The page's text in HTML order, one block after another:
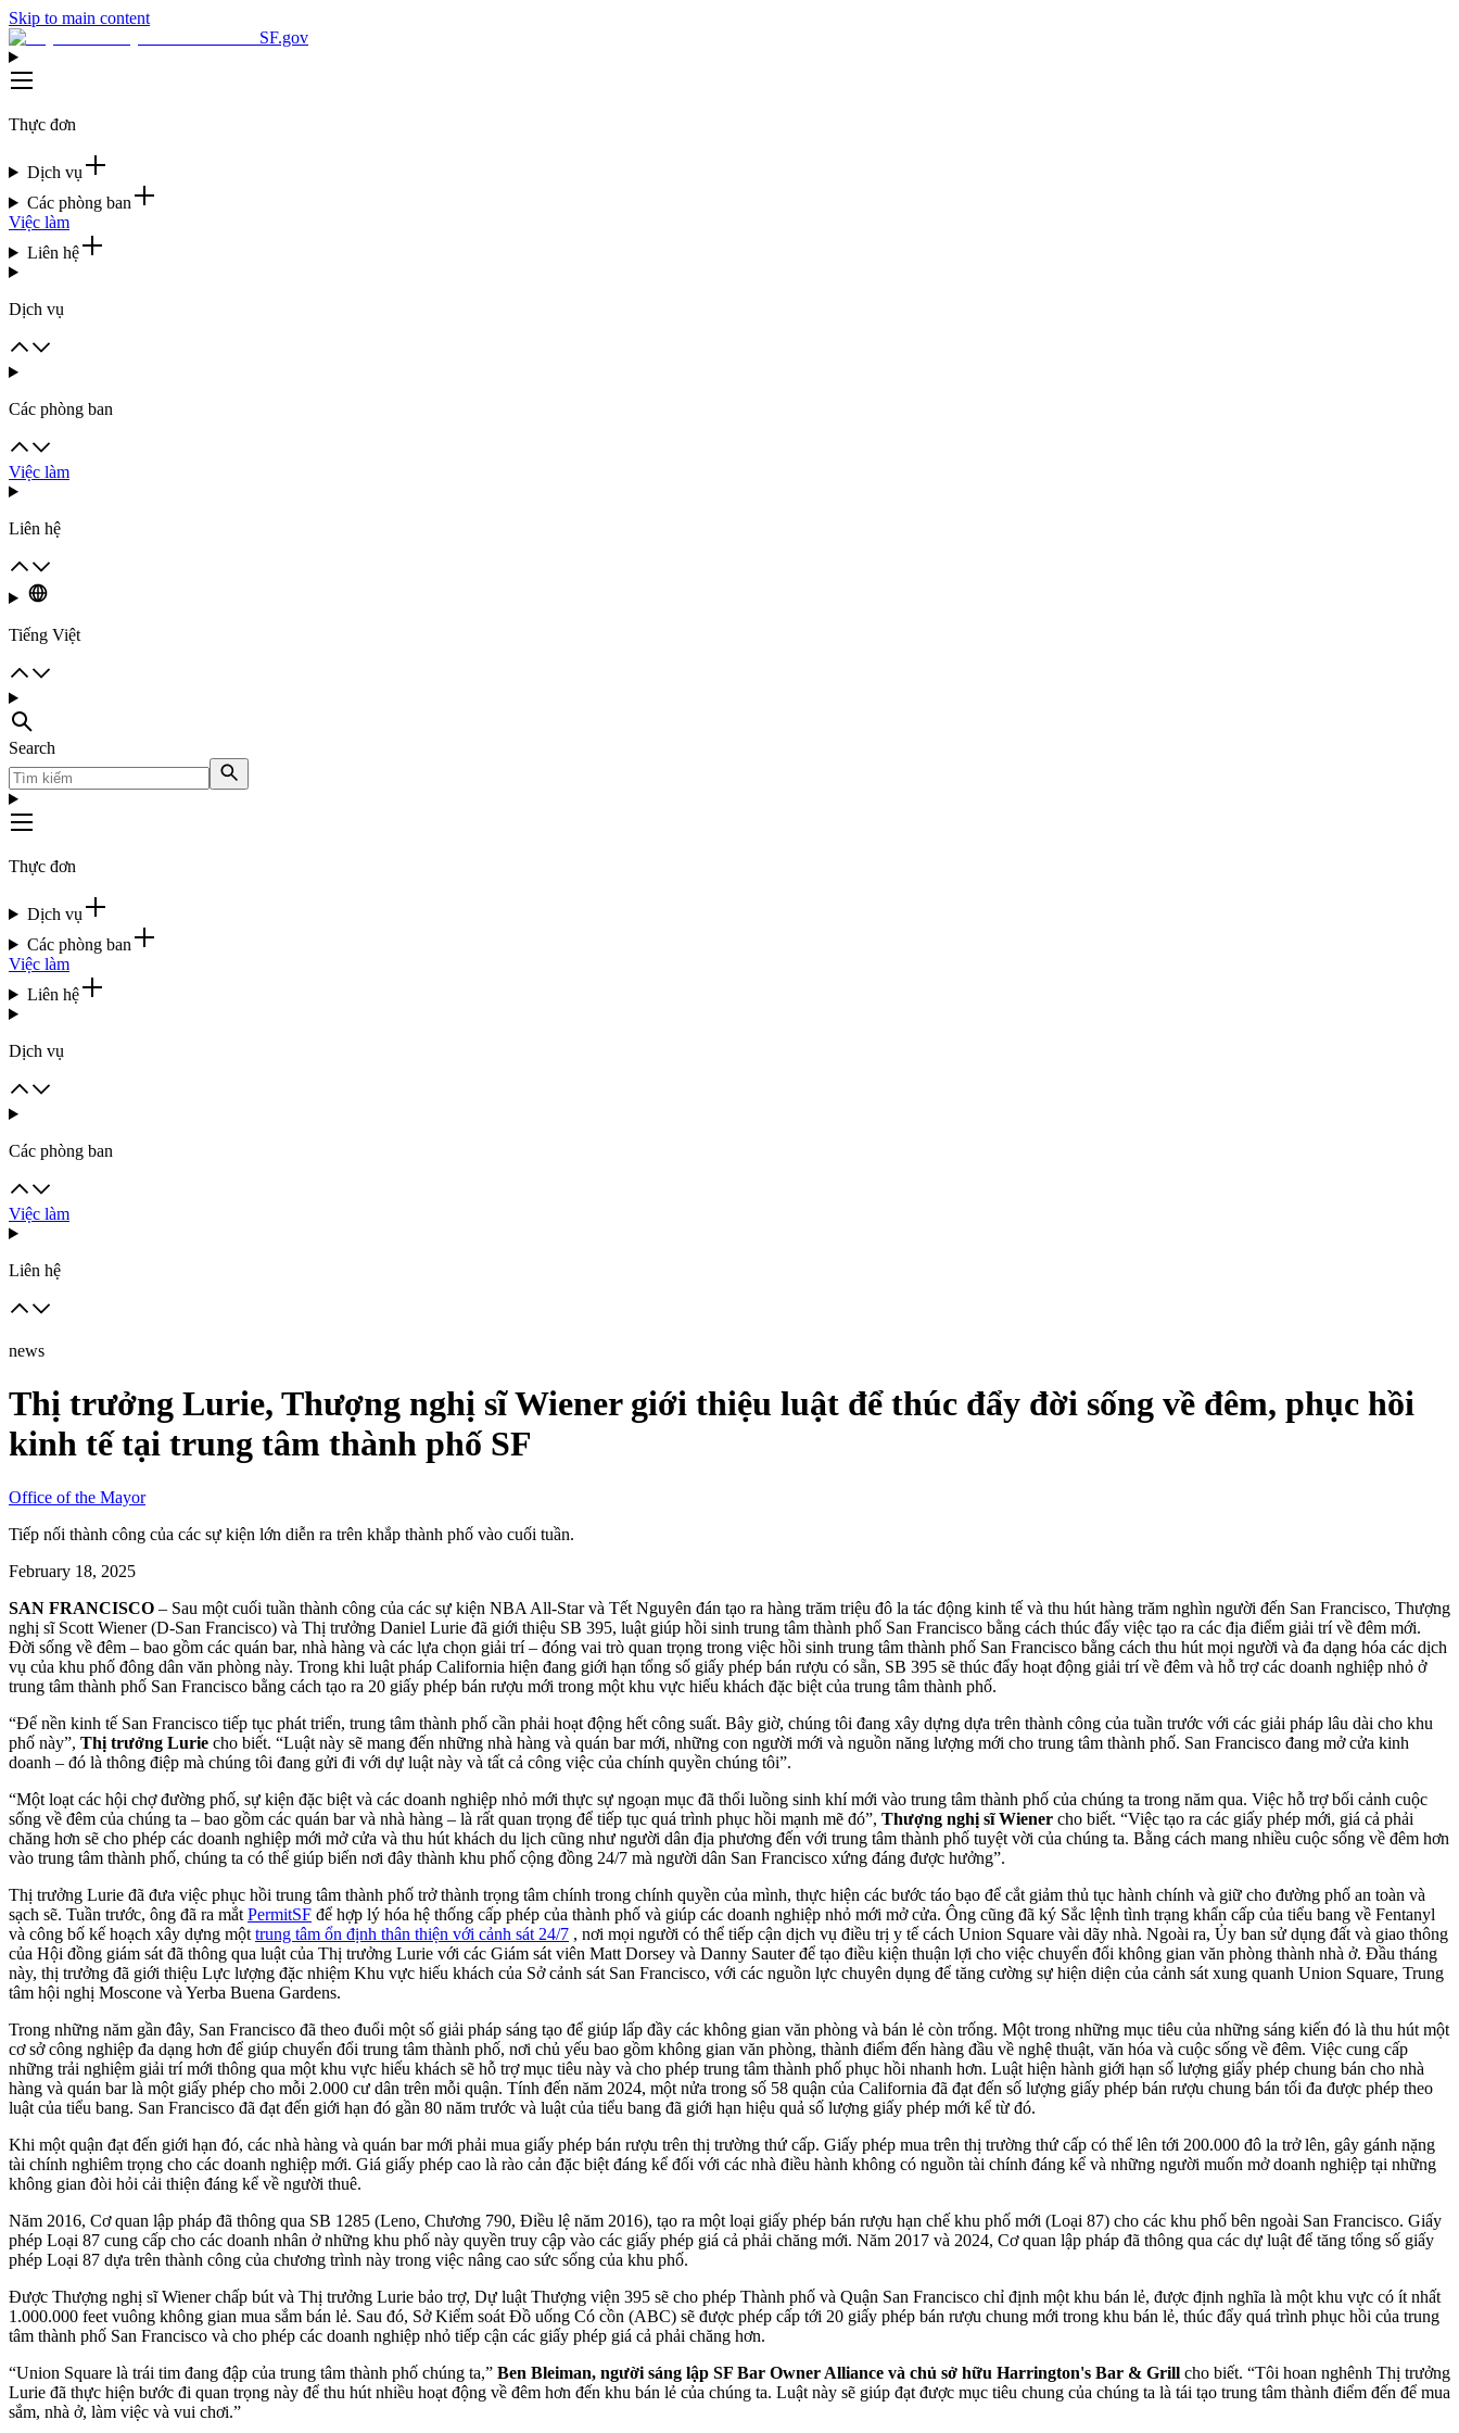
Skip to main content
SF.gov
Thực đơn
Dịch vụ
Các phòng ban
Việc làm
Liên hệ
Dịch vụ
Các phòng ban
Việc làm
Liên hệ
Tiếng Việt
Search
Thực đơn
Dịch vụ
Các phòng ban
Việc làm
Liên hệ
Dịch vụ
Các phòng ban
Việc làm
Liên hệ
news
Thị trưởng Lurie, Thượng nghị sĩ Wiener giới thiệu luật để thúc đẩy đời sống về đêm, phục hồi
kinh tế tại trung tâm thành phố SF
Office of the Mayor
Tiếp nối thành công của các sự kiện lớn diễn ra trên khắp thành phố vào cuối tuần.
February 18, 2025
SAN FRANCISCO – Sau một cuối tuần thành công của các sự kiện NBA All-Star và Tết Nguyên đán tạo ra hàng trăm triệu đô la tác động kinh tế và thu hút hàng trăm nghìn người đến San Francisco, Thượng
nghị sĩ Scott Wiener (D-San Francisco) và Thị trưởng Daniel Lurie đã giới thiệu SB 395, luật giúp hồi sinh trung tâm thành phố San Francisco bằng cách thúc đẩy việc tạo ra các địa điểm giải trí về đêm mới.
Đời sống về đêm – bao gồm các quán bar, nhà hàng và các lựa chọn giải trí – đóng vai trò quan trọng trong việc hồi sinh trung tâm thành phố San Francisco bằng cách thu hút mọi người và đa dạng hóa các dịch
vụ của khu phố đông dân văn phòng này. Trong khi luật pháp California hiện đang giới hạn tổng số giấy phép bán rượu có sẵn, SB 395 sẽ thúc đẩy hoạt động giải trí về đêm và hỗ trợ các doanh nghiệp nhỏ ở
trung tâm thành phố San Francisco bằng cách tạo ra 20 giấy phép bán rượu mới trong một khu vực hiếu khách đặc biệt của trung tâm thành phố.
“Để nền kinh tế San Francisco tiếp tục phát triển, trung tâm thành phố cần phải hoạt động hết công suất. Bây giờ, chúng tôi đang xây dựng dựa trên thành công của tuần trước với các giải pháp lâu dài cho khu
phố này”, Thị trưởng Lurie cho biết. “Luật này sẽ mang đến những nhà hàng và quán bar mới, những con người mới và nguồn năng lượng mới cho trung tâm thành phố. San Francisco đang mở cửa kinh
doanh – đó là thông điệp mà chúng tôi đang gửi đi với dự luật này và tất cả công việc của chính quyền chúng tôi”.
“Một loạt các hội chợ đường phố, sự kiện đặc biệt và các doanh nghiệp nhỏ mới thực sự ngoạn mục đã thổi luồng sinh khí mới vào trung tâm thành phố của chúng ta trong năm qua. Việc hỗ trợ bối cảnh cuộc
sống về đêm của chúng ta – bao gồm các quán bar và nhà hàng – là rất quan trọng để tiếp tục quá trình phục hồi mạnh mẽ đó”, Thượng nghị sĩ Wiener cho biết. “Việc tạo ra các giấy phép mới, giá cả phải
chăng hơn sẽ cho phép các doanh nghiệp mới mở cửa và thu hút khách du lịch cũng như người dân địa phương đến với trung tâm thành phố tuyệt vời của chúng ta. Bằng cách mang nhiều cuộc sống về đêm hơn
vào trung tâm thành phố, chúng ta có thể giúp biến nơi đây thành khu phố cộng đồng 24/7 mà người dân San Francisco xứng đáng được hưởng”.
Thị trưởng Lurie đã đưa việc phục hồi trung tâm thành phố trở thành trọng tâm chính trong chính quyền của mình, thực hiện các bước táo bạo để cắt giảm thủ tục hành chính và giữ cho đường phố an toàn và
sạch sẽ. Tuần trước, ông đã ra mắt PermitSF để hợp lý hóa hệ thống cấp phép của thành phố và giúp các doanh nghiệp nhỏ mới mở cửa. Ông cũng đã ký Sắc lệnh tình trạng khẩn cấp của tiểu bang về Fentanyl
và công bố kế hoạch xây dựng một trung tâm ổn định thân thiện với cảnh sát 24/7 , nơi mọi người có thể tiếp cận dịch vụ điều trị y tế cách Union Square vài dãy nhà. Ngoài ra, Ủy ban sử dụng đất và giao thông
của Hội đồng giám sát đã thông qua luật của Thị trưởng Lurie với các Giám sát viên Matt Dorsey và Danny Sauter để tạo điều kiện thuận lợi cho việc chuyển đổi không gian văn phòng thành nhà ở. Đầu tháng
này, thị trưởng đã giới thiệu Lực lượng đặc nhiệm Khu vực hiếu khách của Sở cảnh sát San Francisco, với các nguồn lực chuyên dụng để tăng cường sự hiện diện của cảnh sát xung quanh Union Square, Trung
tâm hội nghị Moscone và Yerba Buena Gardens.
Trong những năm gần đây, San Francisco đã theo đuổi một số giải pháp sáng tạo để giúp lấp đầy các không gian văn phòng và bán lẻ còn trống. Một trong những mục tiêu của những sáng kiến đó là thu hút một
cơ sở công nghiệp đa dạng hơn để giúp chuyển đổi trung tâm thành phố, nơi chủ yếu bao gồm không gian văn phòng, thành điểm đến hàng đầu về nghệ thuật, văn hóa và cuộc sống về đêm. Việc cung cấp
những trải nghiệm giải trí mới thông qua một khu vực hiếu khách sẽ hỗ trợ mục tiêu này và cho phép trung tâm thành phố phục hồi nhanh hơn. Luật hiện hành giới hạn số lượng giấy phép chung bán cho nhà
hàng và quán bar là một giấy phép cho mỗi 2.000 cư dân trên mỗi quận. Tính đến năm 2024, một nửa trong số 58 quận của California đã đạt đến số lượng giấy phép bán rượu chung bán tối đa được phép theo
luật của tiểu bang. San Francisco đã đạt đến giới hạn đó gần 80 năm trước và luật của tiểu bang đã giới hạn hiệu quả số lượng giấy phép mới kể từ đó.
Khi một quận đạt đến giới hạn đó, các nhà hàng và quán bar mới phải mua giấy phép bán rượu trên thị trường thứ cấp. Giấy phép mua trên thị trường thứ cấp có thể lên tới 200.000 đô la trở lên, gây gánh nặng
tài chính nghiêm trọng cho các doanh nghiệp mới. Giá giấy phép cao là rào cản đặc biệt đáng kể đối với các nhà điều hành không có nguồn tài chính đáng kể và những người muốn mở doanh nghiệp tại những
không gian đòi hỏi cải thiện đáng kể về người thuê.
Năm 2016, Cơ quan lập pháp đã thông qua SB 1285 (Leno, Chương 790, Điều lệ năm 2016), tạo ra một loại giấy phép bán rượu hạn chế khu phố mới (Loại 87) cho các khu phố bên ngoài San Francisco. Giấy
phép Loại 87 cung cấp cho các doanh nhân ở những khu phố này quyền truy cập vào các giấy phép giá cả phải chăng mới. Năm 2017 và 2024, Cơ quan lập pháp đã thông qua các dự luật để tăng tổng số giấy
phép Loại 87 dựa trên thành công của chương trình này trong việc nâng cao sức sống của khu phố.
Được Thượng nghị sĩ Wiener chấp bút và Thị trưởng Lurie bảo trợ, Dự luật Thượng viện 395 sẽ cho phép Thành phố và Quận San Francisco chỉ định một khu bán lẻ, được định nghĩa là một khu vực có ít nhất
1.000.000 feet vuông không gian mua sắm bán lẻ. Sau đó, Sở Kiểm soát Đồ uống Có cồn (ABC) sẽ được phép cấp tới 20 giấy phép bán rượu chung mới trong khu bán lẻ, thúc đẩy quá trình phục hồi của trung
tâm thành phố San Francisco và cho phép các doanh nghiệp nhỏ tiếp cận các giấy phép giá cả phải chăng hơn.
“Union Square là trái tim đang đập của trung tâm thành phố chúng ta,” Ben Bleiman, người sáng lập SF Bar Owner Alliance và chủ sở hữu Harrington's Bar & Grill cho biết. “Tôi hoan nghênh Thị trưởng
Lurie đã thực hiện bước đi quan trọng này để thu hút nhiều hoạt động về đêm hơn đến khu bán lẻ của chúng ta. Luật này sẽ giúp đạt được mục tiêu chung của chúng ta là tái tạo trung tâm thành điểm đến để mua
sắm, nhà ở, làm việc và vui chơi.”